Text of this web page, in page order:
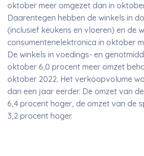
oktober meer omgezet dan in
Daarentegen hebben de winkels in
(inclusief keukens en vloeren) en de
consumentenelektronica in oktober
De winkels in voedings- en
oktober 6,0 procent meer omzet
oktober 2022. Het verkoopvolume
dan een jaar eerder. De omzet van
6,4 procent hoger, de omzet van de
3,2 procent hoger.